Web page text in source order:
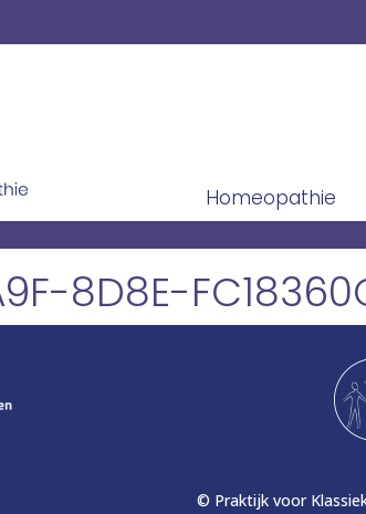
Homeopathie
8D8E-
© Praktijk voor